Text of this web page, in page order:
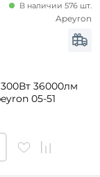
36000лм
05-51
В наличии 576 шт.
Apeyron